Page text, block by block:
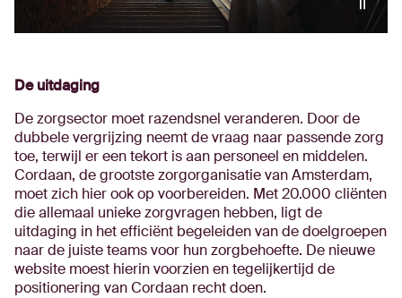
De uitdaging
De zorgsector moet razendsnel veranderen. Door de
dubbele vergrijzing neemt de vraag naar passende zorg
toe, terwijl er een tekort is aan personeel en middelen.
Cordaan, de grootste zorgorganisatie van Amsterdam,
moet zich hier ook op voorbereiden. Met 20.000 cliënten
die allemaal unieke zorgvragen hebben, ligt de
uitdaging in het efficiënt begeleiden van de doelgroepen
naar de juiste teams voor hun zorgbehoefte. De nieuwe
website moest hierin voorzien en tegelijkertijd de
positionering van Cordaan recht doen.